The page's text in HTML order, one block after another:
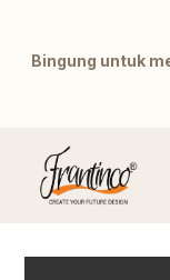
Bingung untuk